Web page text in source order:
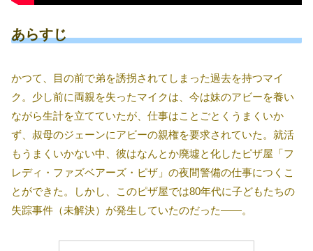
あらすじ
かつて、目の前で弟を誘拐されてしまった過去を持つマイ
ク。少し前に両親を失ったマイクは、今は妹のアビーを養い
ながら生計を立てていたが、仕事はことごとくうまくいか
ず、叔母のジェーンにアビーの親権を要求されていた。就活
もうまくいかない中、彼はなんとか廃墟と化したピザ屋「フ
レディ・ファズベアーズ・ピザ」の夜間警備の仕事につくこ
とができた。しかし、このピザ屋では80年代に子どもたちの
失踪事件（未解決）が発生していたのだった――。